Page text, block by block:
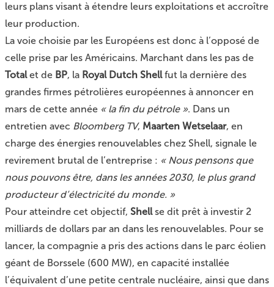
leurs plans visant à étendre leurs exploitations et accroître
leur production.
La voie choisie par les Européens est donc à l’opposé de
celle prise par les Américains. Marchant dans les pas de
Totalet de BP, la Royal Dutch Shellfut la dernière des
grandes firmes pétrolières européennes à annoncer en
mars de cette année « la fin du pétrole ». Dans un
entretien avec Bloomberg TV, Maarten Wetselaar, en
charge des énergies renouvelables chez Shell, signale le
revirement brutal de l’entreprise : « Nous pensons que
nous pouvons être, dans les années 2030, le plus grand
producteur d’électricité du monde. »
Pour atteindre cet objectif, Shellse dit prêt à investir 2
milliards de dollars par an dans les renouvelables. Pour se
lancer, la compagnie a pris des actions dans le parc éolien
géant de Borssele (600 MW), en capacité installée
l’équivalent d’une petite centrale nucléaire, ainsi que dans